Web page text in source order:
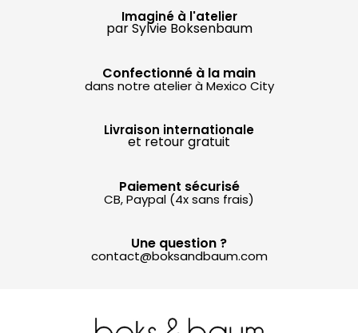
Imaginé à l'atelier
par Sylvie Boksenbaum
Confectionné à la main
dans notre atelier à Mexico City
Une question ?
contact@boksandbaum.com
Livraison internationale
et retour gratuit
Paiement sécurisé
CB, Paypal (4x sans frais)